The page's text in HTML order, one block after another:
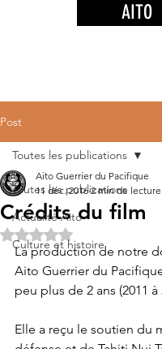
AITO
Post
Toutes les publications
Actualité Aito
Culture et histoire
Toutes les publications
Crédits du film
Aito Guerrier du Pacifique
11 déc. 2016 2 min de lecture
Noté NaN étoiles sur 5.
La production de notre
Aito Guerrier du
peu plus de 2 ans (2011 à
Elle a reçu le soutien du